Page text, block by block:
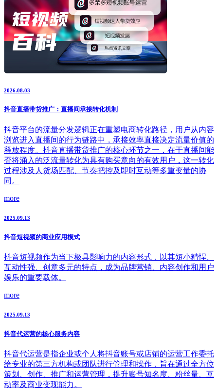
2026.08.03
抖音直播带货推广：直播间承接转化机制
抖音平台的流量分发逻辑正在重塑电商转化路径，用户从内容
浏览进入直播间的行为链路中，承接效率直接决定流量价值的
释放程度。抖音直播带货推广的核心环节之一，在于直播间能
否将涌入的泛流量转化为具有购买意向的有效用户，这一转化
过程涉及人货场匹配、节奏把控及即时互动等多重变量的协
同。
more
2025.09.13
抖音短视频的商业应用模式
抖音短视频作为当下极具影响力的内容形式，以其短小精悍、
互动性强、创意多元的特点，成为品牌营销、内容创作和用户
娱乐的重要载体。
more
2025.09.13
抖音代运营的核心服务内容
抖音代运营是指企业或个人将抖音账号或店铺的运营工作委托
给专业的第三方机构或团队进行管理和操作，旨在通过全方位
策划、创作、推广和运营管理，提升账号知名度、粉丝量、互
动率及商业变现能力。